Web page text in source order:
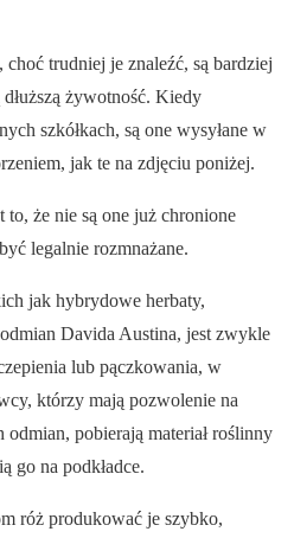
trudniej je znaleźć, są bardziej
żywotność. Kiedy
szkółkach, są one wysyłane w
jak te na zdjęciu poniżej.
to, że nie są one już chronione
legalnie rozmnażane.
jak hybrydowe herbaty,
Davida Austina, jest zwykle
lub pączkowania, w
którzy mają pozwolenie na
pobierają materiał roślinny
go na podkładce.
róż produkować je szybko,